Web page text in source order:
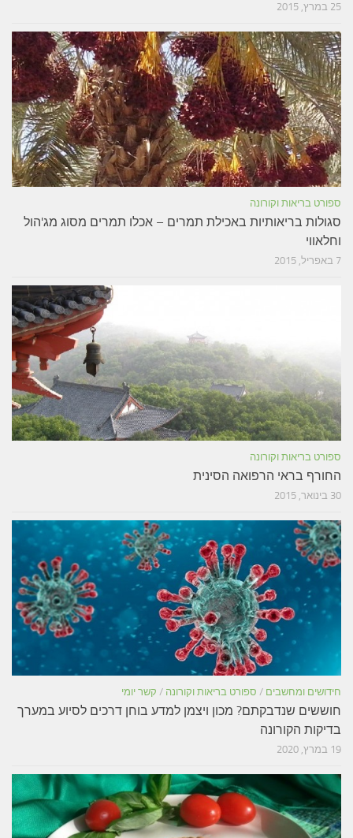
25 במרץ, 2015
ספורט בריאות וקורונה
סגולות בריאותיות באכילת תמרים – אכלו תמרים מסוג מג'הול
וחלאווי
7 באפריל, 2015
ספורט בריאות וקורונה
החורף בראי הרפואה הסינית
30 בינואר, 2015
חידושים ומחשבים / ספורט בריאות וקורונה / קשר יומי
חוששים שנדבקתם? מכון ויצמן למדע בוחן דרכים לסיוע במערך
בדיקות הקורונה
19 במרץ, 2020